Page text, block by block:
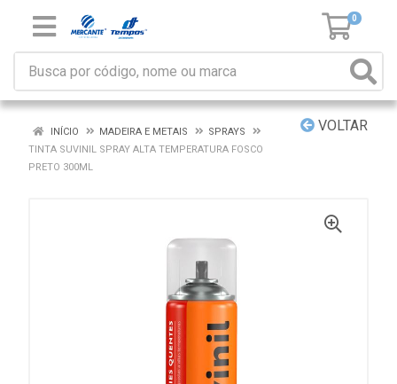
0
VOLTAR
INÍCIO MADEIRA E METAIS
SPRAYS
TINTA SUVINIL SPRAY ALTA TEMPERATURA FOSCO
PRETO 300ML